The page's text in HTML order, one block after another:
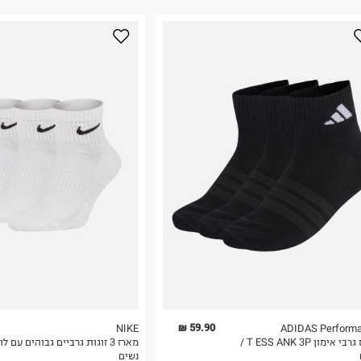
על גבי החבילה
באתר בלבד
בלבד. לא ניתן
NIKE
מארז 3 זוגות גרביים גבוהים עם
נשים
59.90 ₪
ADIDAS
מארז גרבי אימון T ESS ANK 3P /